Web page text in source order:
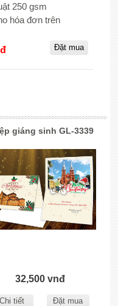
250 gsm
hóa đơn trên
giáng sinh GL-3339
32,500 vnđ
Chi tiết Đặt mua